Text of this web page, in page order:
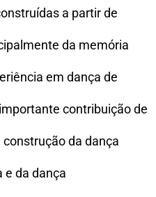
a partir de
da memória
em dança de
contribuição de
da dança
e da dança